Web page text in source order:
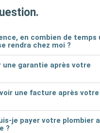
en combien de temps
rendra chez moi ?
une garantie après votre
une facture après votre
je payer votre plombier
?